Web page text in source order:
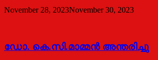
November 28, 2023November 30, 2023
ഡോ. കെ.സി.മാമ്മൻ അന്തരിച്ചു